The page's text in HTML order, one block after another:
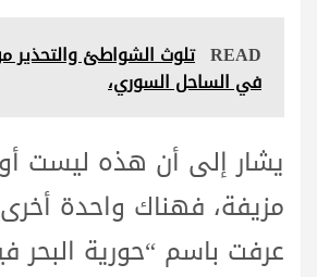
READ تلوث الشواطئ والتحذير
في الساحل السوري،
يشار إلى أن هذه ليست
مزيفة، فهناك واحدة
عرفت باسم “حورية البحر